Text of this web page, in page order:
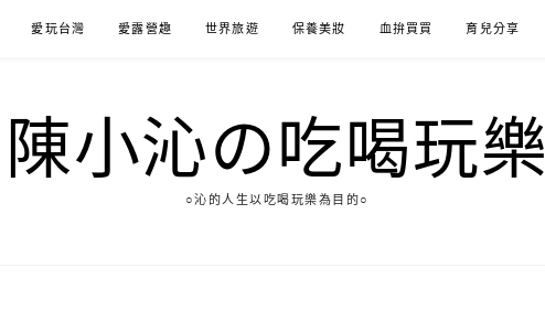
愛玩台灣 愛露營趣 世界旅遊 保養美妝 血拚買買 育兒分享
陳小沁の吃喝玩樂
○沁的人生以吃喝玩樂為目的○